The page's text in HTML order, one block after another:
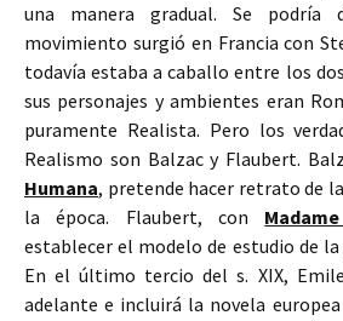
una manera gradual. Se podría
movimiento surgió en Francia con
todavía estaba a caballo entre los
sus personajes y ambientes eran
puramente Realista. Pero los
Realismo son Balzac y Flaubert.
Humana, pretende hacer retrato de
la época. Flaubert, con
establecer el modelo de estudio de
En el último tercio del s. XIX,
adelante e incluirá la novela